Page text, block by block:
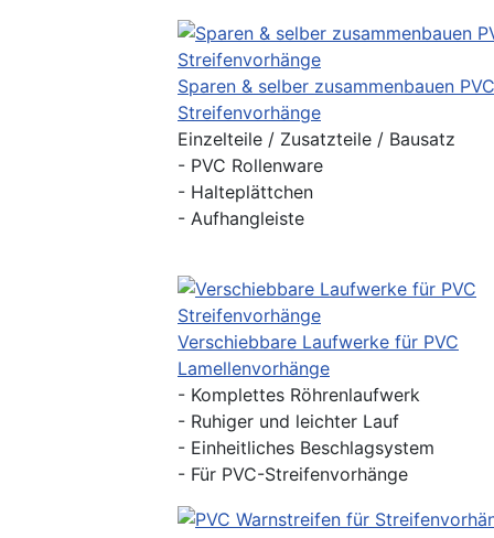
Sparen & selber zusammenbauen PVC
Streifenvorhänge
Einzelteile / Zusatzteile / Bausatz
- PVC Rollenware
- Halteplättchen
- Aufhangleiste
Verschiebbare Laufwerke für PVC
Lamellenvorhänge
- Komplettes Röhrenlaufwerk
- Ruhiger und leichter Lauf
- Einheitliches Beschlagsystem
- Für PVC-Streifenvorhänge